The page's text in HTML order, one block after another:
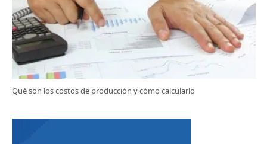
Qué son los costos de producción y cómo calcularlo